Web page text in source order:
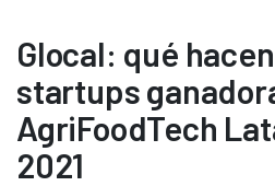
Glocal: qué
startups
AgriFoodTech
2021